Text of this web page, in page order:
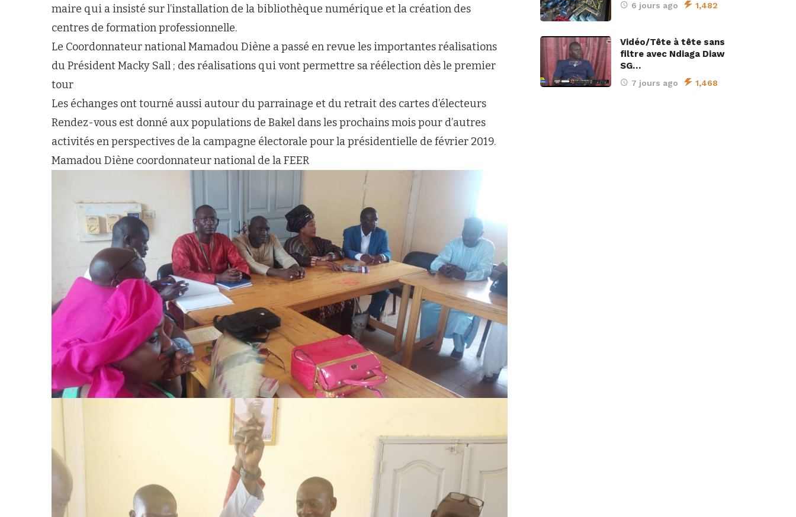
maire qui a insisté sur l’installation de la bibliothèque numérique et la création des
centres de formation professionnelle.
Le Coordonnateur national Mamadou Diène a passé en revue les importantes réalisations
du Président Macky Sall ; des réalisations qui vont permettre sa réélection dès le premier
tour
Les échanges ont tourné aussi autour du parrainage et du retrait des cartes d’électeurs
Rendez-vous est donné aux populations de Bakel dans les prochains mois pour d’autres
activités en perspectives de la campagne électorale pour la présidentielle de février 2019.
Mamadou Diène coordonnateur national de la FEER
6 jours ago 1,482
Vidéo/Tête à tête sans
filtre avec Ndiaga Diaw
SG…
7 jours ago 1,468